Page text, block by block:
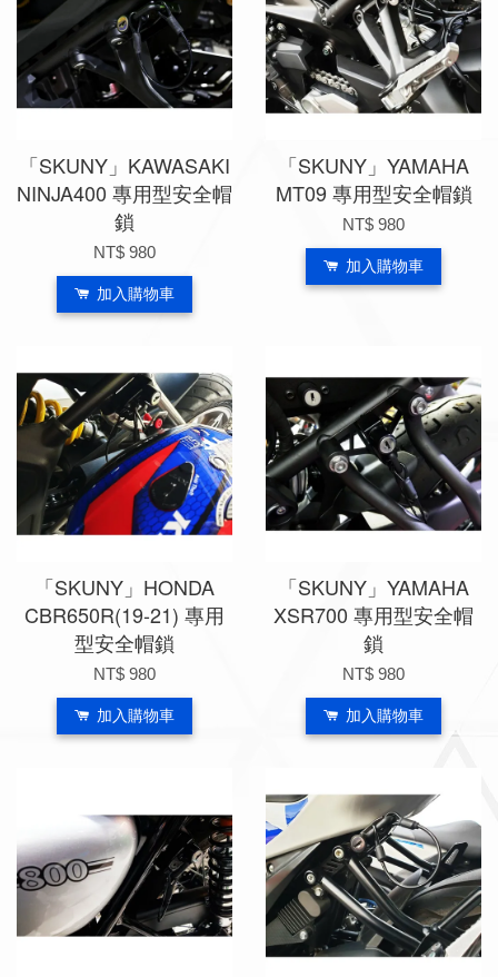
「SKUNY」KAWASAKI
NINJA400 專用型安全帽
鎖
NT$ 980
加入購物車
「SKUNY」YAMAHA
MT09 專用型安全帽鎖
NT$ 980
加入購物車
「SKUNY」HONDA
CBR650R(19-21) 專用
型安全帽鎖
NT$ 980
加入購物車
「SKUNY」YAMAHA
XSR700 專用型安全帽
鎖
NT$ 980
加入購物車